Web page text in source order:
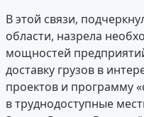
В этой связи,
области, назрела
мощностей
доставку грузов в
проектов и программу
в труднодоступные